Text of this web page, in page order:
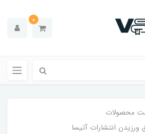
0
محصولات
انتشارات آتیسا